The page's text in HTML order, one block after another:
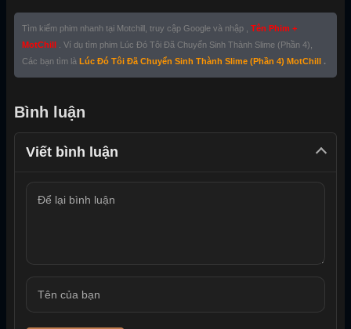
Tìm kiếm phim nhanh tại Motchill, truy cập Google và nhập , Tên Phim +
MotChill
. Ví dụ tìm phim Lúc Đó Tôi Đã Chuyển Sinh Thành Slime (Phần 4),
Các bạn tìm là Lúc Đó Tôi Đã Chuyển Sinh Thành Slime (Phần 4) MotChill .
Bình luận
Viết bình luận